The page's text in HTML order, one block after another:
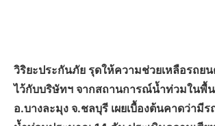
วิริยะประกันภัย รุดให้ความช่วยเหลือรถย
ไว้กับบริษัทฯ จากสถานการณ์น้ำท่วมในพื้
อ.บางละมุง จ.ชลบุรี เผยเบื้องต้นคาดว่ามี